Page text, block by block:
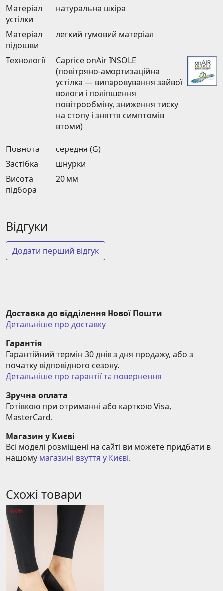
Матеріал
устілки
натуральна шкіра
Матеріал
підошви
легкий гумовий матеріал
Технології
Caprice onAir INSOLE
(повітряно-амортизаційна
устілка — випаровування зайвої
вологи і поліпшення
повітрообміну, зниження тиску
на стопу і зняття симптомів
втоми)
Повнота
середня (G)
Застібка
шнурки
Висота
підбора
20 мм
Відгуки
Додати перший відгук
Доставка до відділення Нової Пошти
Детальніше про доставку
Гарантія
Гарантійний термін 30 днів з дня продажу, або з
початку відповідного сезону.
Детальніше про гарантії та повернення
Зручна оплата
Готівкою при отриманні або карткою Visa,
MasterCard.
Магазин у Києві
Всі моделі розміщені на сайті ви можете придбати в
нашому магазині взуття у Києві.
Схожі товари
-69%